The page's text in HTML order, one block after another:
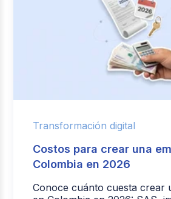
Transformación digital
Costos para crear una
Colombia en 2026
Conoce cuánto cuesta crear